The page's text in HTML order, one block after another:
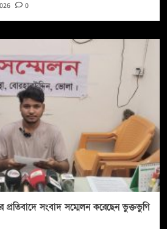
0
প্রতিবাদে সংবাদ সম্মেলন করেছেন ভুক্তভুগি